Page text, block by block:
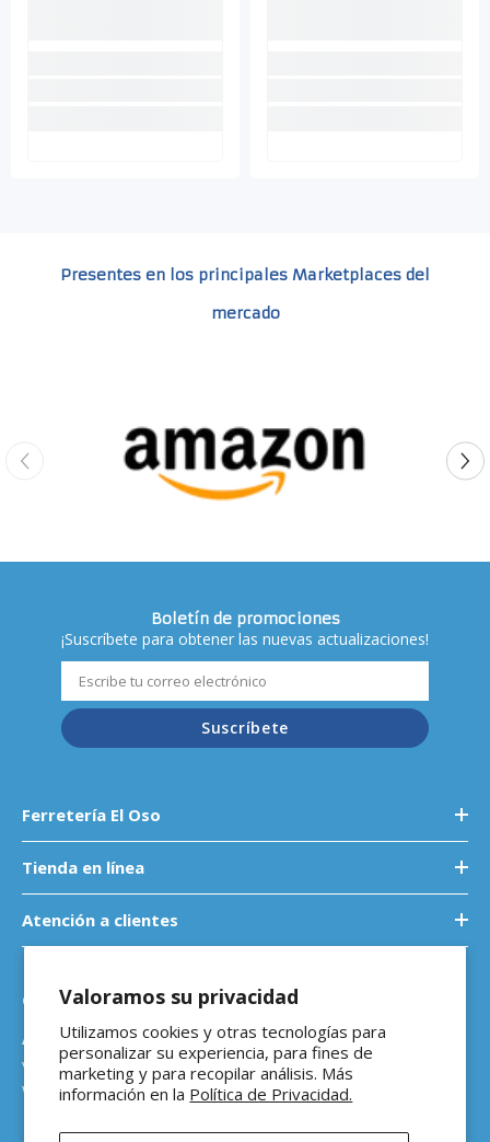
Valoramos su privacidad
Utilizamos cookies y otras tecnologías para
personalizar su experiencia, para fines de
marketing y para recopilar análisis. Más
información en la Política de Privacidad.
Presentes en los principales Marketplaces del
mercado
Boletín de promociones
¡Suscríbete para obtener las nuevas actualizaciones!
Suscríbete
Ferretería El Oso
Tienda en línea
Atención a clientes
Contáctanos
Atención a empresas
ventasb2b@ferreteriaeloso.mx
WhatsApp: 464 205 4992